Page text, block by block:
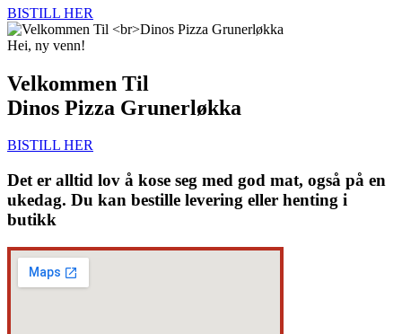
BISTILL HER
Hei, ny venn!
Velkommen Til
Dinos Pizza Grunerløkka
BISTILL HER
Det er alltid lov å kose seg med god mat, også på en
ukedag. Du kan bestille levering eller henting i
butikk